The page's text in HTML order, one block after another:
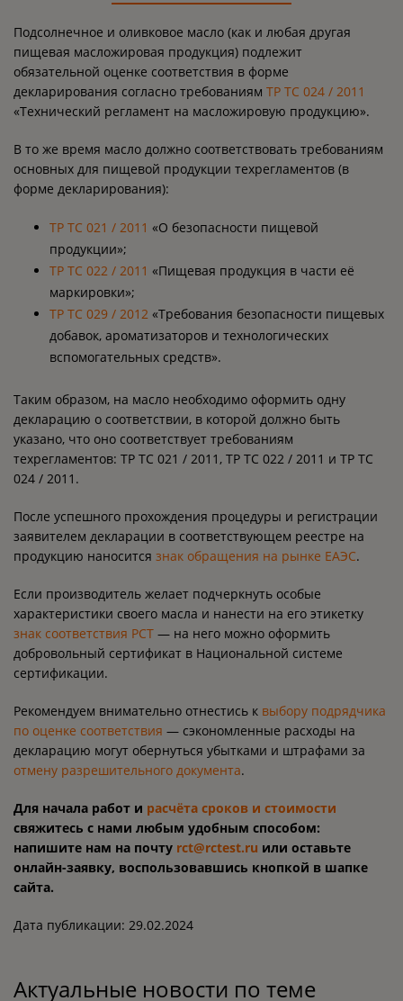
Подсолнечное и оливковое масло (как и любая другая
пищевая масложировая продукция) подлежит
обязательной оценке соответствия в форме
декларирования согласно требованиям ТР ТС 024 / 2011
«Технический регламент на масложировую продукцию».
В то же время масло должно соответствовать требованиям
основных для пищевой продукции техрегламентов (в
форме декларирования):
ТР ТС 021 / 2011 «О безопасности пищевой
продукции»;
ТР ТС 022 / 2011 «Пищевая продукция в части её
маркировки»;
ТР ТС 029 / 2012 «Требования безопасности пищевых
добавок, ароматизаторов и технологических
вспомогательных средств».
Таким образом, на масло необходимо оформить одну
декларацию о соответствии, в которой должно быть
указано, что оно соответствует требованиям
техрегламентов: ТР ТС 021 / 2011, ТР ТС 022 / 2011 и ТР ТС
024 / 2011.
После успешного прохождения процедуры и регистрации
заявителем декларации в соответствующем реестре на
продукцию наносится знак обращения на рынке ЕАЭС.
Если производитель желает подчеркнуть особые
характеристики своего масла и нанести на его этикетку
знак соответствия РСТ — на него можно оформить
добровольный сертификат в Национальной системе
сертификации.
Рекомендуем внимательно отнестись к выбору подрядчика
по оценке соответствия — сэкономленные расходы на
декларацию могут обернуться убытками и штрафами за
отмену разрешительного документа.
Для начала работ и расчёта сроков и стоимости
свяжитесь с нами любым удобным способом:
напишите нам на почту rct@rctest.ru или оставьте
онлайн-заявку, воспользовавшись кнопкой в шапке
сайта.
Дата публикации: 29.02.2024
Актуальные новости по теме